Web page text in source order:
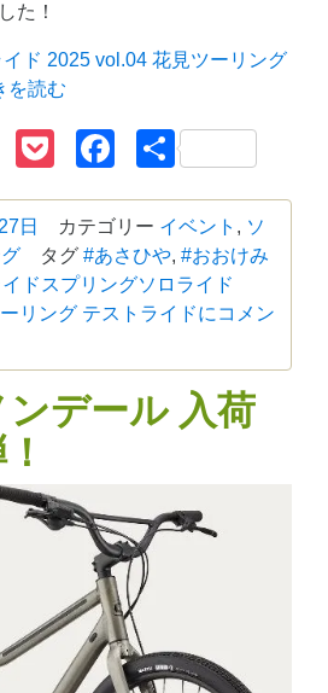
た！
ド 2025 vol.04 花見ツーリング
を読む
Line PocketFacebook
共
有
日 カテゴリー イベント , ソ
タグ #あさひや, #おおけみ
ド スプリングソロライド
リング テストライドに コメン
ンデール 入荷